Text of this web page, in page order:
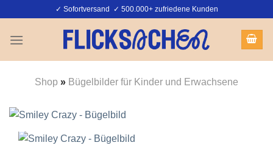
springen
✓ Sofortversand ✓ 500.000+ zufriedene Kunden
Shop » Bügelbilder für Kinder und Erwachsene